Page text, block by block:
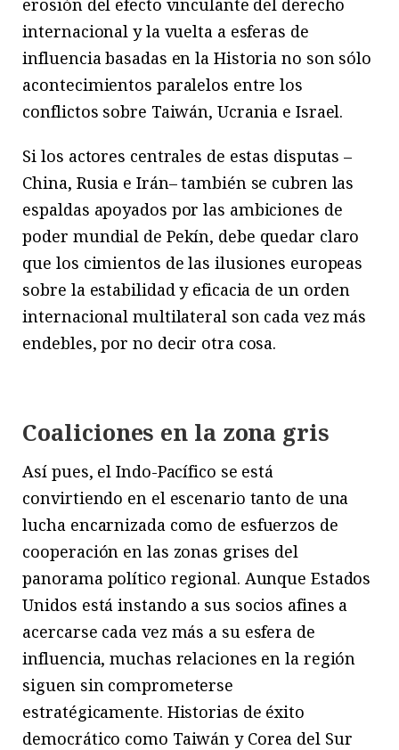
internacional y la vuelta a esferas de
influencia basadas en la Historia no son sólo
acontecimientos paralelos entre los
conflictos sobre Taiwán, Ucrania e Israel.
Si los actores centrales de estas disputas –
China, Rusia e Irán– también se cubren las
espaldas apoyados por las ambiciones de
poder mundial de Pekín, debe quedar claro
que los cimientos de las ilusiones europeas
sobre la estabilidad y eficacia de un orden
internacional multilateral son cada vez más
endebles, por no decir otra cosa.
Coaliciones en la zona gris
Así pues, el Indo-Pacífico se está
convirtiendo en el escenario tanto de una
lucha encarnizada como de esfuerzos de
cooperación en las zonas grises del
panorama político regional. Aunque Estados
Unidos está instando a sus socios afines a
acercarse cada vez más a su esfera de
influencia, muchas relaciones en la región
siguen sin comprometerse
estratégicamente. Historias de éxito
democrático como Taiwán y Corea del Sur